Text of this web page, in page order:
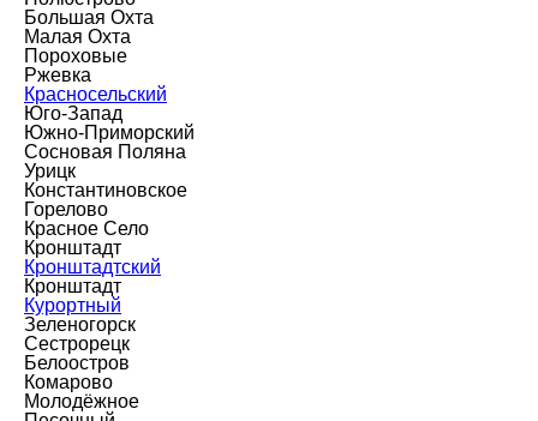
Большая Охта
Малая Охта
Пороховые
Ржевка
Красносельский
Юго-Запад
Южно-Приморский
Сосновая Поляна
Урицк
Константиновское
Горелово
Красное Село
Кронштадт
Кронштадтский
Кронштадт
Курортный
Зеленогорск
Сестрорецк
Белоостров
Комарово
Молодёжное